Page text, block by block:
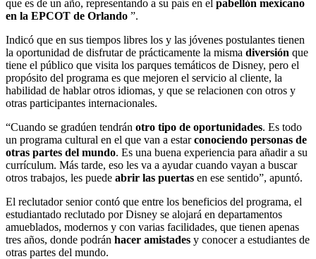
que es de un año, representando a su país en el pabellón mexicano
en la EPCOT de Orlando ”.
Indicó que en sus tiempos libres los y las jóvenes postulantes tienen
la oportunidad de disfrutar de prácticamente la misma diversión que
tiene el público que visita los parques temáticos de Disney, pero el
propósito del programa es que mejoren el servicio al cliente, la
habilidad de hablar otros idiomas, y que se relacionen con otros y
otras participantes internacionales.
“Cuando se gradúen tendrán otro tipo de oportunidades. Es todo
un programa cultural en el que van a estarconociendo personas de
otras partes del mundo. Es una buena experiencia para añadir a su
currículum. Más tarde, eso les va a ayudar cuando vayan a buscar
otros trabajos, les puede abrir las puertas en ese sentido”, apuntó.
El reclutador senior contó que entre los beneficios del programa, el
estudiantado reclutado por Disney se alojará en departamentos
amueblados, modernos y con varias facilidades, que tienen apenas
tres años, donde podrán hacer amistades y conocer a estudiantes de
otras partes del mundo.